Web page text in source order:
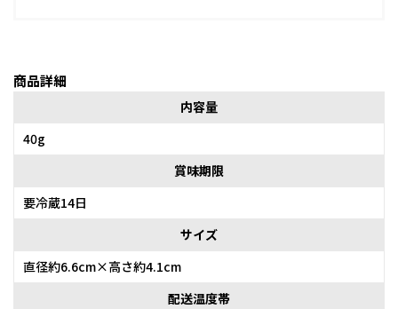
商品詳細
内容量
40g
賞味期限
要冷蔵14日
サイズ
直径約6.6cm×高さ約4.1cm
配送温度帯